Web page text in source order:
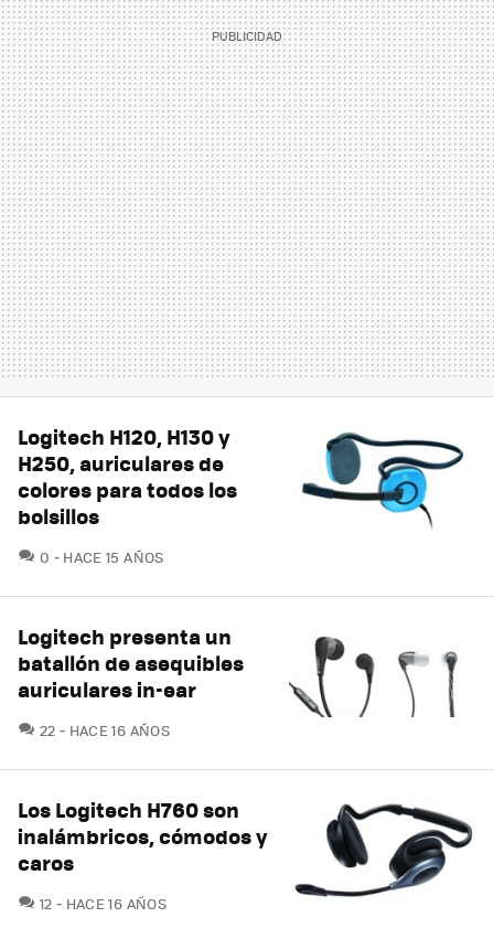
Logitech H120, H130 y
H250, auriculares de
colores para todos los
bolsillos
0 COMENTARIOS
HACE 15 AÑOS
Logitech presenta un
batallón de asequibles
auriculares in-ear
22 COMENTARIOS
HACE 16 AÑOS
Los Logitech H760 son
inalámbricos, cómodos y
caros
12 COMENTARIOS
HACE 16 AÑOS